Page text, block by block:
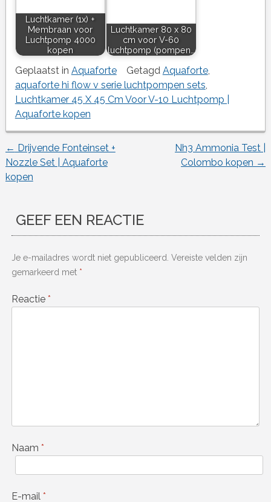
Luchtkamer (1x) +
Membraan voor
Luchtpomp 4000
kopen
Luchtkamer 80 x 80
cm voor V-60
luchtpomp (pompen…
Geplaatst in Aquaforte Getagd Aquaforte,
aquaforte hi flow v serie luchtpompen sets,
Luchtkamer 45 X 45 Cm Voor V-10 Luchtpomp |
Aquaforte kopen
Berichtnavigatie
← Drijvende Fonteinset +
Nozzle Set | Aquaforte
kopen
Nh3 Ammonia Test |
Colombo kopen →
GEEF EEN REACTIE
Je e-mailadres wordt niet gepubliceerd. Vereiste velden zijn
gemarkeerd met *
Reactie *
Naam *
E-mail *